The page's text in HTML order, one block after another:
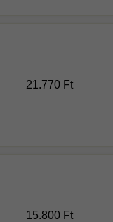
21.770 Ft
15.800 Ft